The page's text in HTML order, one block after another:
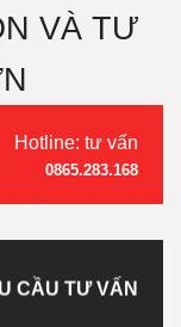
VÀ TƯ
Hotline: tư vấn
0865.283.168
CẦU TƯ VẤN